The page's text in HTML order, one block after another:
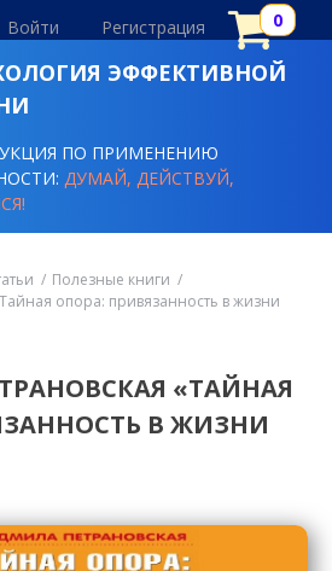
Войти Регистрация
ЭФФЕКТИВНОЙ
ПО ПРИМЕНЕНИЮ
ДУМАЙ, ДЕЙСТВУЙ,
Полезные книги
опора: привязанность в жизни
«ТАЙНАЯ
В ЖИЗНИ